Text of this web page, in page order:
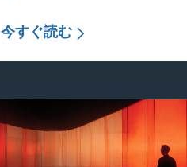
今すぐ読む